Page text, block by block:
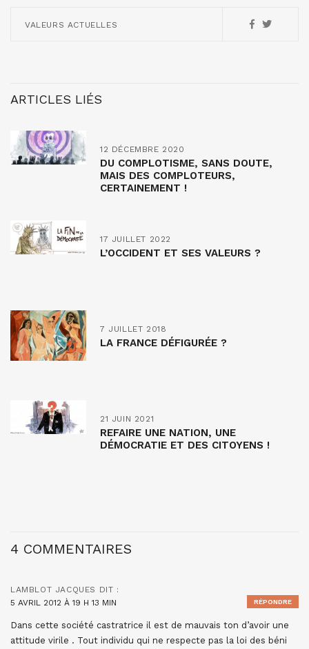
VALEURS ACTUELLES
ARTICLES LIÉS
12 DÉCEMBRE 2020
DU COMPLOTISME, SANS DOUTE,
MAIS DES COMPLOTEURS,
CERTAINEMENT !
17 JUILLET 2022
L’OCCIDENT ET SES VALEURS ?
7 JUILLET 2018
LA FRANCE DÉFIGURÉE ?
21 JUIN 2021
REFAIRE UNE NATION, UNE
DÉMOCRATIE ET DES CITOYENS !
4 COMMENTAIRES
LAMBLOT JACQUES DIT :
5 AVRIL 2012 À 19 H 13 MIN
Dans cette société castratrice il est de mauvais ton d’avoir une
attitude virile . Tout individu qui ne respecte pas la loi des béni
RÉPONDRE